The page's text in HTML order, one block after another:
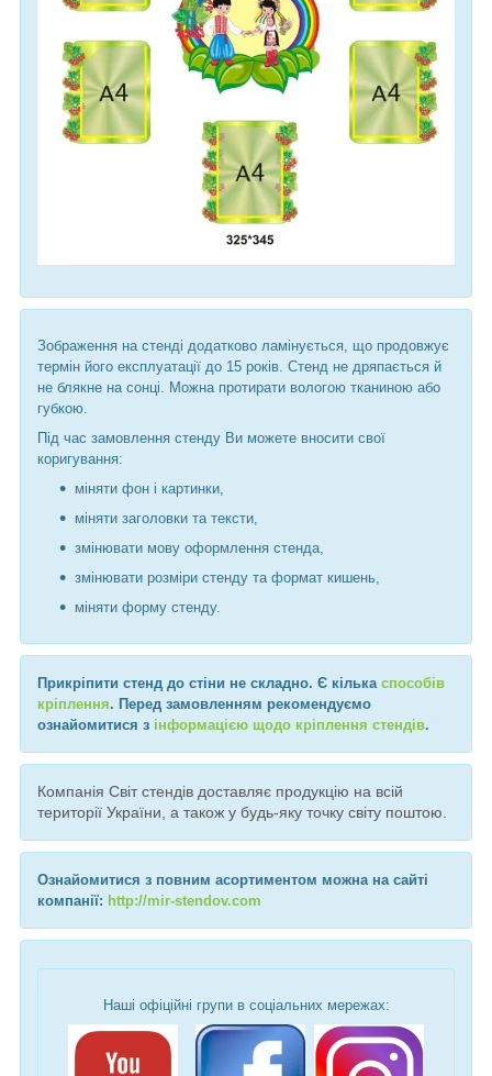
Зображення на стенді додатково ламінується, що продовжує
термін його експлуатації до 15 років. Стенд не дряпається й
не блякне на сонці. Можна протирати вологою тканиною або
губкою.
Під час замовлення стенду Ви можете вносити свої
коригування:
міняти фон і картинки,
міняти заголовки та тексти,
змінювати мову оформлення стенда,
змінювати розміри стенду та формат кишень,
міняти форму стенду.
Прикріпити стенд до стіни не складно. Є кілька способів
кріплення. Перед замовленням рекомендуємо
ознайомитися з інформацією щодо кріплення стендів.
Компанія Світ стендів доставляє продукцію на всій
території України, а також у будь-яку точку світу поштою.
Ознайомитися з повним асортиментом можна на сайті
компанії: http://mir-stendov.com
Наші офіційні групи в соціальних мережах: